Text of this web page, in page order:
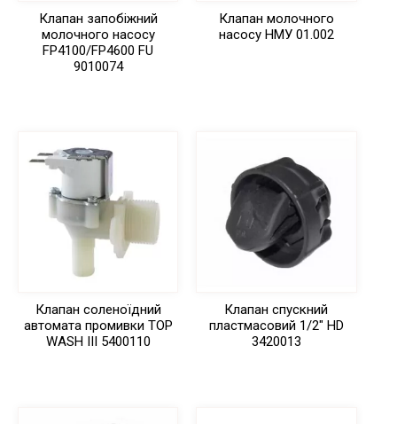
Клапан запобіжний
молочного насосу
FP4100/FP4600 FU
9010074
Клапан молочного
насосу НМУ 01.002
Клапан соленоїдний
автомата промивки TOP
WASH III 5400110
Клапан спускний
пластмасовий 1/2″ HD
3420013